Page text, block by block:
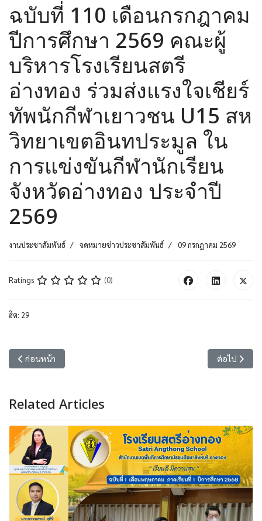
ฉบับที่ 110 เดือนกรกฎาคม
ปีการศึกษา 2569 คณะผู้
บริหารโรงเรียนสตรี
อ่างทอง ร่วมส่งแรงใจเชียร์
ทัพนักกีฬาเยาวชน U15 สห
วิทยาเขตอินทประมูล ใน
การแข่งขันกีฬานักเรียน
จังหวัดอ่างทอง ประจำปี
2569
งานประชาสัมพันธ์ จดหมายข่าวประชาสัมพันธ์ 09 กรกฎาคม 2569
Ratings (0)
ฮิต: 29
เนื้อหาก่อนหน้า: ฉบับที่ 111 เดือนกรกฎาคม ปีการศึกษา 2569 กิจกรรม
ก่อนหน้า เนื้อหาถัดไป
ต่อไป
Related Articles